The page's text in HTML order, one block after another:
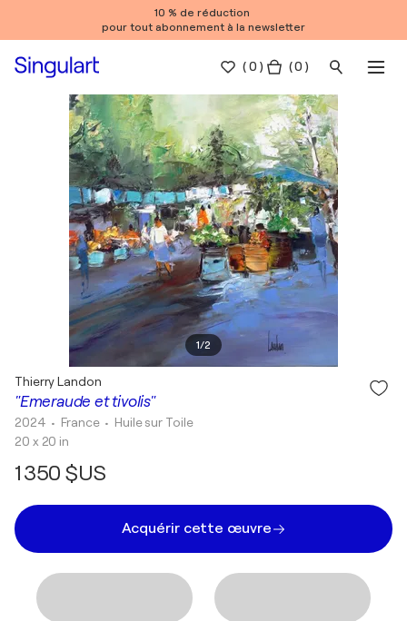
10 % de réduction
pour tout abonnement à la newsletter
(0 ) ( 0 )
1/2
"Emeraude et tivolis"
Thierry Landon
2024 • France • Huile sur Toile
20 x 20 in
1 350 $US
Acquérir cette œuvre